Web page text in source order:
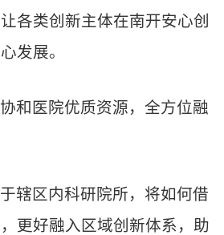
各类创新主体在南开安心创
发展。
和医院优质资源，全方位融
辖区内科研院所，将如何借
更好融入区域创新体系，助